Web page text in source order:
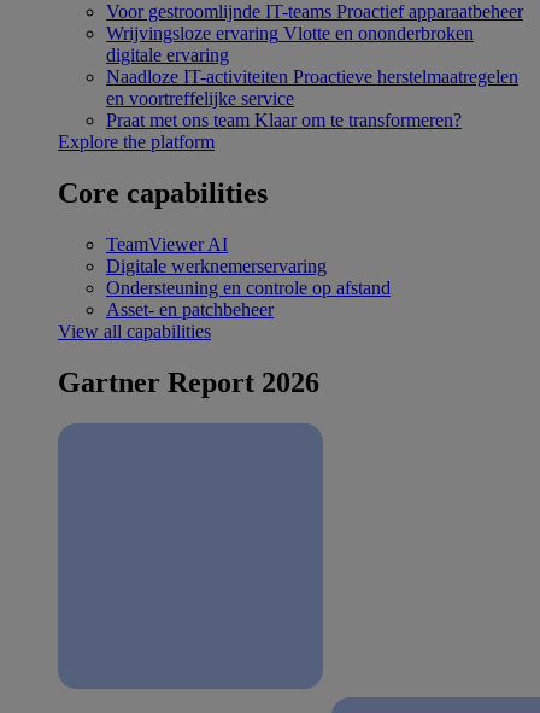
Voor gestroomlijnde IT-teams Proactief apparaatbeheer
Wrijvingsloze ervaring Vlotte en ononderbroken
digitale ervaring
Naadloze IT-activiteiten Proactieve herstelmaatregelen
en voortreffelijke service
Praat met ons team Klaar om te transformeren?
Explore the platform
Core capabilities
TeamViewer AI
Digitale werknemerservaring
Ondersteuning en controle op afstand
Asset- en patchbeheer
View all capabilities
Gartner Report 2026